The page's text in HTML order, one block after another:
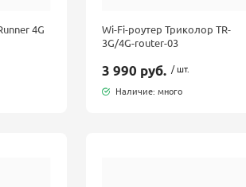
4G
Wi-Fi-роутер Триколор TR-
3G/4G-router-03
3 990 руб. / шт.
Наличие: много